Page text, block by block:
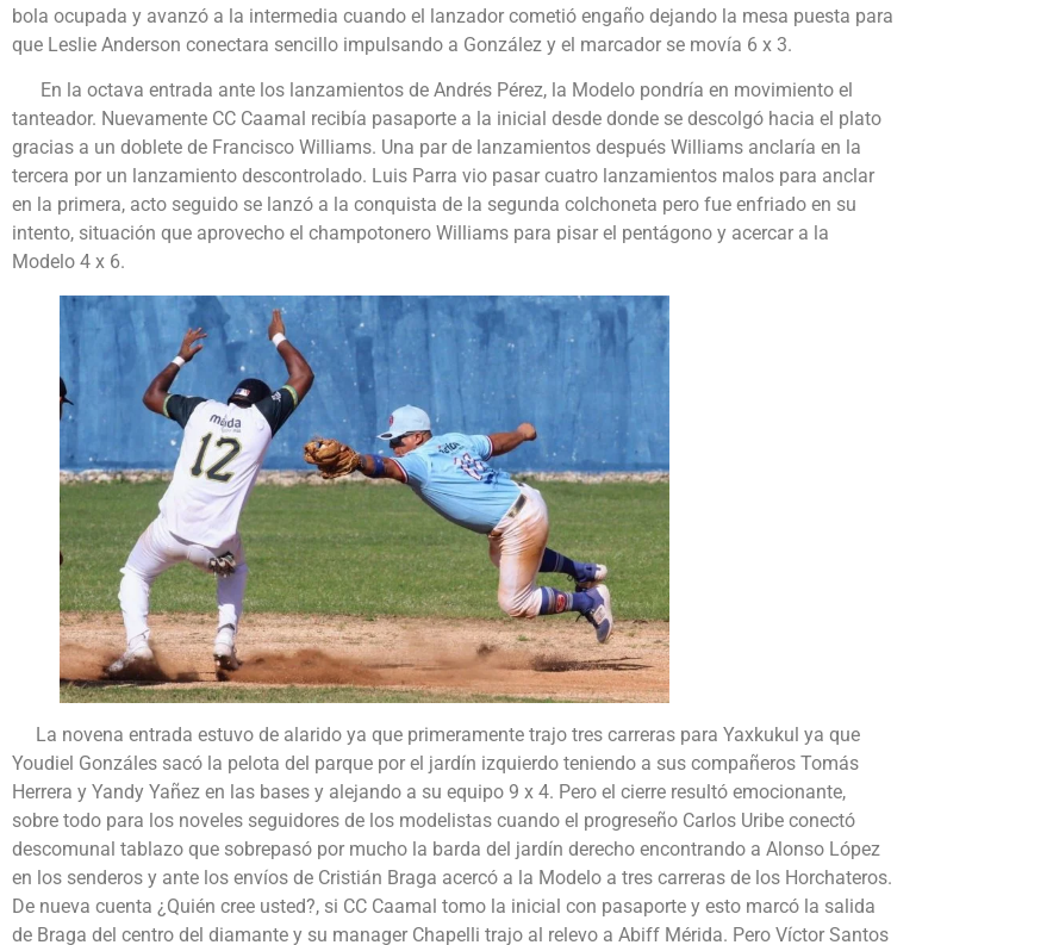
bola ocupada y avanzó a la intermedia cuando el lanzador cometió engaño dejando la mesa puesta para
que Leslie Anderson conectara sencillo impulsando a González y el marcador se movía 6 x 3.
En la octava entrada ante los lanzamientos de Andrés Pérez, la Modelo pondría en movimiento el
tanteador. Nuevamente CC Caamal recibía pasaporte a la inicial desde donde se descolgó hacia el plato
gracias a un doblete de Francisco Williams. Una par de lanzamientos después Williams anclaría en la
tercera por un lanzamiento descontrolado. Luis Parra vio pasar cuatro lanzamientos malos para anclar
en la primera, acto seguido se lanzó a la conquista de la segunda colchoneta pero fue enfriado en su
intento, situación que aprovecho el champotonero Williams para pisar el pentágono y acercar a la
Modelo 4 x 6.
La novena entrada estuvo de alarido ya que primeramente trajo tres carreras para Yaxkukul ya que
Youdiel Gonzáles sacó la pelota del parque por el jardín izquierdo teniendo a sus compañeros Tomás
Herrera y Yandy Yañez en las bases y alejando a su equipo 9 x 4. Pero el cierre resultó emocionante,
sobre todo para los noveles seguidores de los modelistas cuando el progreseño Carlos Uribe conectó
descomunal tablazo que sobrepasó por mucho la barda del jardín derecho encontrando a Alonso López
en los senderos y ante los envíos de Cristián Braga acercó a la Modelo a tres carreras de los Horchateros.
De nueva cuenta ¿Quién cree usted?, si CC Caamal tomo la inicial con pasaporte y esto marcó la salida
de Braga del centro del diamante y su manager Chapelli trajo al relevo a Abiff Mérida. Pero Víctor Santos